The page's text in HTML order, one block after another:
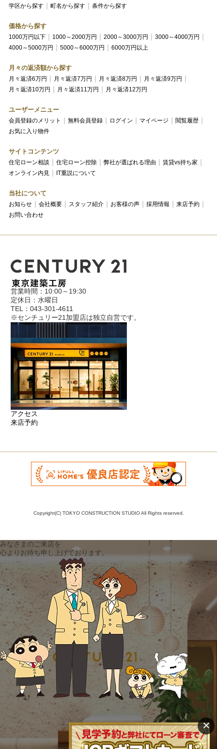
学区から探す 町名から探す 条件から探す
価格から探す
1000万円以下 1000～2000万円 2000～3000万円
3000～4000万円
4000～5000万円
5000～6000万円 6000万円以上
月々の返済額から探す
月々返済6万円 月々返済7万円 月々返済8万円
月々返済9万円
月々返済10万円
月々返済11万円 月々返済12万円
ユーザーメニュー
会員登録のメリット 無料会員登録 ログイン マイページ
閲覧履歴
お気に入り物件
サイトコンテンツ
住宅ローン相談 住宅ローン控除 弊社が選ばれる理由
賃貸vs持ち家
オンライン内見
IT重説について
当社について
お知らせ 会社概要 スタッフ紹介 お客様の声 採用情報
来店予約
お問い合わせ
営業時間：10:00～19:30
定休日：水曜日
TEL：043-301-4611
※センチュリー21加盟店は独立自営です。
アクセス
来店予約
Copyright(C) TOKYO CONSTRUCTION STUDIO All Rights reserved.
みなさまのご来店を
心よりお待ち申し上げております。
×